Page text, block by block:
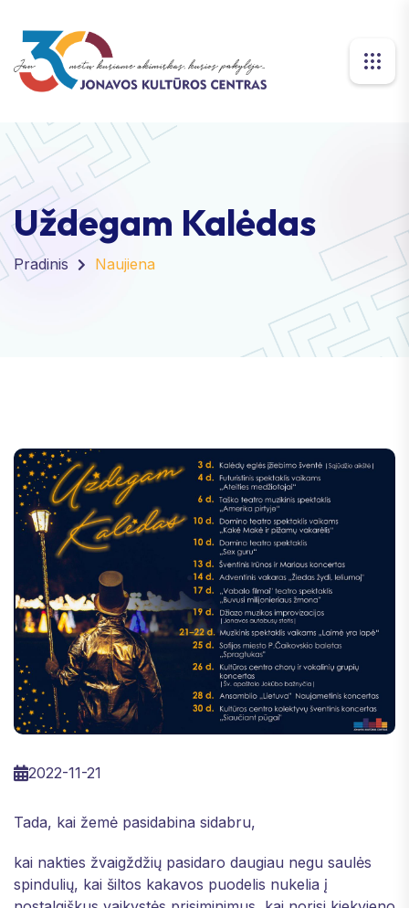
Uždegam Kalėdas
Pradinis Naujiena
2022-11-21
Tada, kai žemė pasidabina sidabru,
kai nakties žvaigždžių pasidaro daugiau negu saulės
spindulių, kai šiltos kakavos puodelis nukelia į